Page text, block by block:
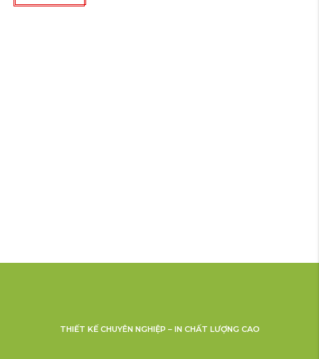
THIẾT KẾ CHUYÊN NGHIỆP – IN CHẤT LƯỢNG CAO